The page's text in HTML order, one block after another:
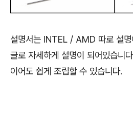
설명서는 INTEL / AMD 따로 설명
글로 자세하게 설명이 되어있습니
이어도 쉽게 조립할 수 있습니다.